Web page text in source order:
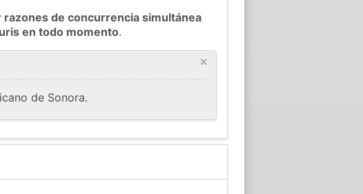
razones de concurrencia simultánea
en todo momento.
×
de Sonora.